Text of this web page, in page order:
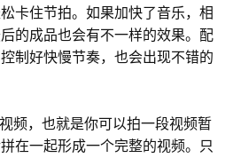
卡住节拍。如果加快了音乐，相
的成品也会有不一样的效果。配
制好快慢节奏，也会出现不错的
，也就是你可以拍一段视频暂
在一起形成一个完整的视频。只